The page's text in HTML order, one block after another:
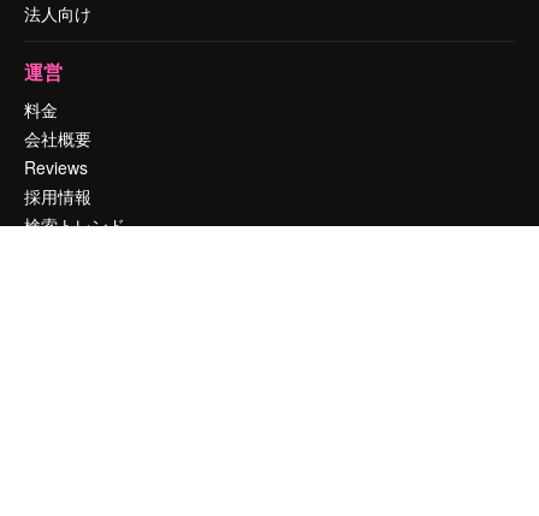
法人向け
運営
料金
会社概要
Reviews
採用情報
検索トレンド